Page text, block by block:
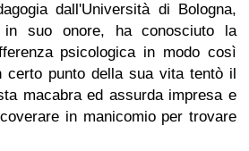
dall'Università di Bologna,
suo onore, ha conosciuto la
psicologica in modo così
certo punto della sua vita tentò il
macabra ed assurda impresa e
in manicomio per trovare